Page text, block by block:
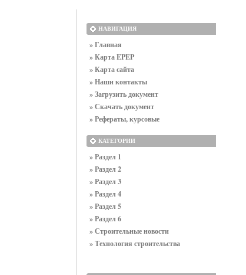
НАВИГАЦИЯ
» Главная
» Карта EPEP
» Карта сайта
» Наши контакты
» Загрузить документ
» Скачать документ
» Рефераты, курсовые
КАТЕГОРИИ
» Раздел 1
» Раздел 2
» Раздел 3
» Раздел 4
» Раздел 5
» Раздел 6
» Строительные новости
» Технология строительства